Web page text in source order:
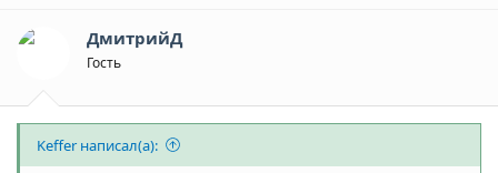
ДмитрийД
Гость
Keffer написал(а):